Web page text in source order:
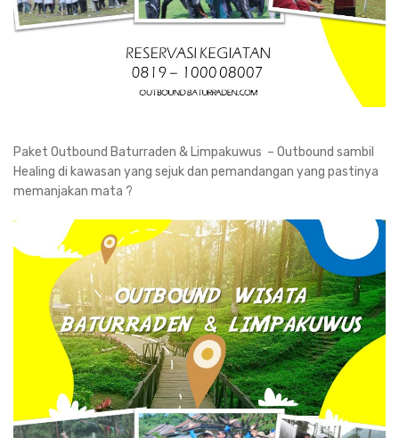
Paket Outbound Baturraden & Limpakuwus – Outbound sambil
Healing di kawasan yang sejuk dan pemandangan yang pastinya
memanjakan mata ?